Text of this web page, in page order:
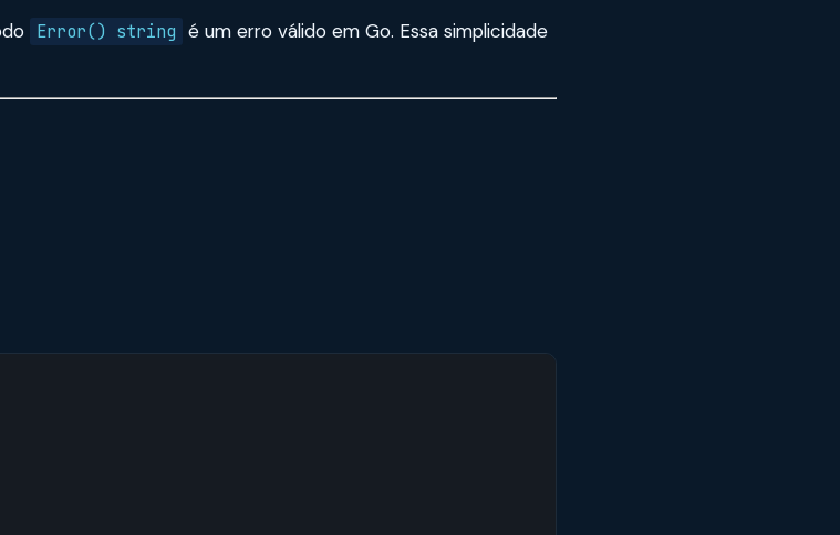
Error() string é um erro válido em Go. Essa simplicidade